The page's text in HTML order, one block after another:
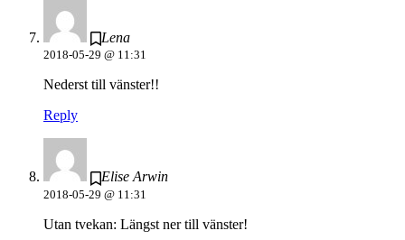
Lena
2018-05-29 @ 11:31
Nederst till vänster!!
Reply
Elise Arwin
2018-05-29 @ 11:31
Utan tvekan: Längst ner till vänster!